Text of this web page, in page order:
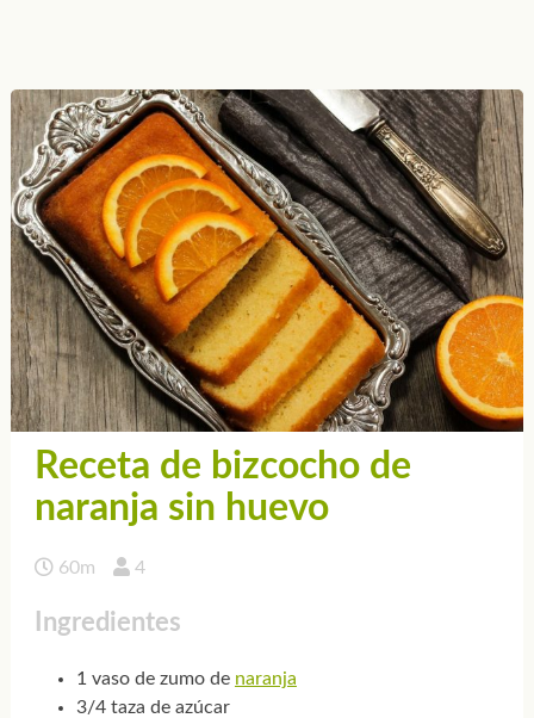
Receta de bizcocho de
naranja sin huevo
60m 4
Ingredientes
1 vaso de zumo de naranja
3/4 taza de azúcar